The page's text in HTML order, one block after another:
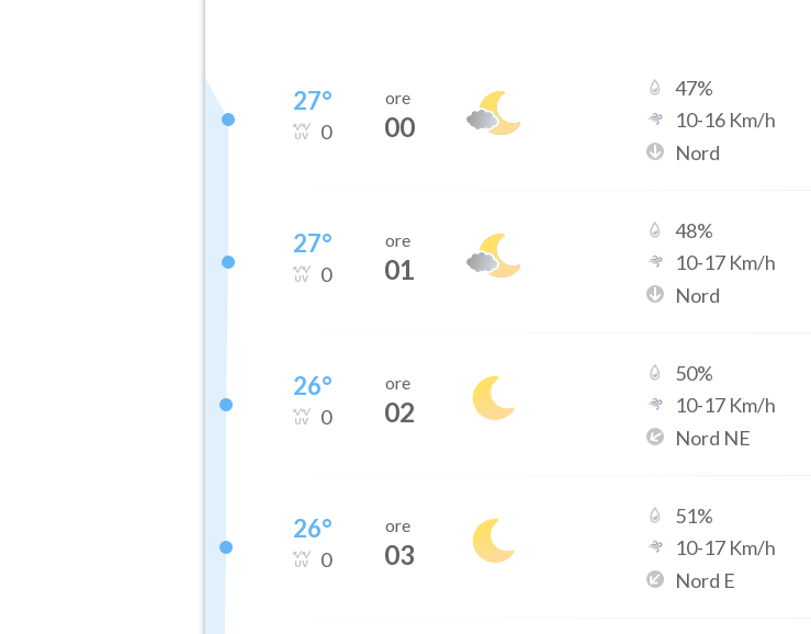
27°
0
ore
00
47%
10-16 Km/h
Nord
27°
0
ore
01
48%
10-17 Km/h
Nord
26°
0
ore
02
50%
10-17 Km/h
Nord NE
26°
0
ore
03
51%
10-17 Km/h
Nord E